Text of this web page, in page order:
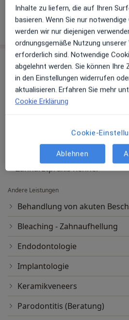
Patienten, die ich behandle
Erwachsene
Kinder
Leistungen & Kosten
Beliebte Leistungen
Allgemeine Sprechstunde
Am Rathaus 8 b, Küps
Erstuntersuchung
Am Rathaus 8 b, Küps
Zahnarztpraxis Renner
Andere Leistungen
Behandlung von akuten
Bleaching - Zahnaufhellung
Endodontologie
Implantologie
Keramikveneers
Parodontitis (Beratung)
Inhalte zu liefern, die auf Ihren
basieren. Wenn Sie nur
werden wir nur diejenigen
ordnungsgemäße Nutzung
erforderlich sind. Notwendige
abgelehnt werden. Sie können Ihre
in den Einstellungen widerrufen
aktualisieren. Erfahren Sie mehr
Cookie Erklärung
Cookie-
Ablehnen